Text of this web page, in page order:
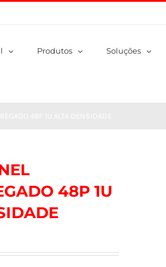
Produtos Soluções
48P 1U